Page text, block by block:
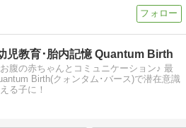
児教育･胎内記憶 Quantum Birth
腹の赤ちゃんとコミュニケーション♪ 最
Birth(クォンタム･バース)で潜在意識
る子に！